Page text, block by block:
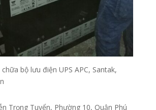
bộ lưu điện UPS APC, Santak,
Trọng Tuyển, Phường 10, Quận Phú